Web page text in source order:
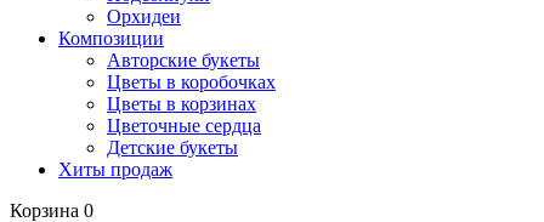
Орхидеи
Композиции
Авторские букеты
Цветы в коробочках
Цветы в корзинах
Цветочные сердца
Детские букеты
Хиты продаж
Корзина 0